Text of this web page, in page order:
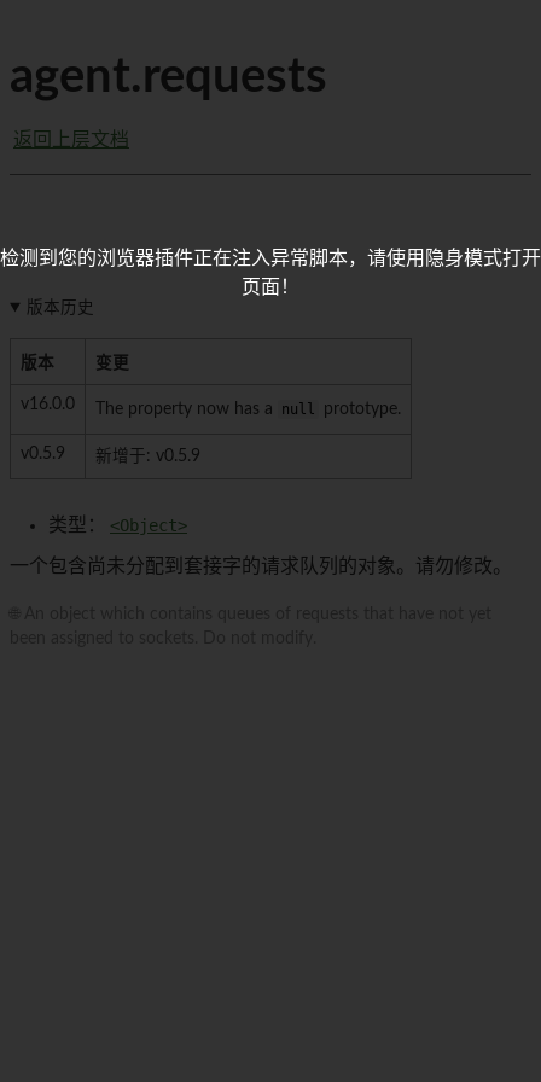
agent.requests
返回上层文档
版本历史
版本 变更
v16.0.0 The property now has a null prototype.
v0.5.9 新增于: v0.5.9
类型： <Object>
一个包含尚未分配到套接字的请求队列的对象。请勿修改。
检测到您的浏览器插件正在注入异常脚本，请使用隐身模式打开
页面！